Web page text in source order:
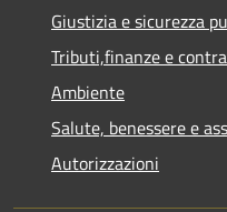
Giustizia e sicurezza
Tributi,finanze e
Ambiente
Salute, benessere e
Autorizzazioni